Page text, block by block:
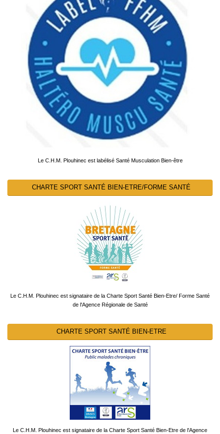
Le C.H.M. Plouhinec est labélisé Santé Musculation Bien-être
CHARTE SPORT SANTÉ BIEN-ETRE/FORME SANTÉ
Le C.H.M. Plouhinec est signataire de la Charte Sport Santé Bien-Etre/ Forme Santé
de l'Agence Régionale de Santé
CHARTE SPORT SANTÉ BIEN-ETRE
Le C.H.M. Plouhinec est signataire de la Charte Sport Santé Bien-Etre de l'Agence